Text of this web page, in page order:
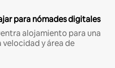
para nómades digitales
alojamiento para una
y área de